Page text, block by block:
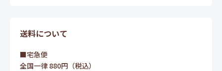
送料について
■宅急便
全国一律 880円（税込）